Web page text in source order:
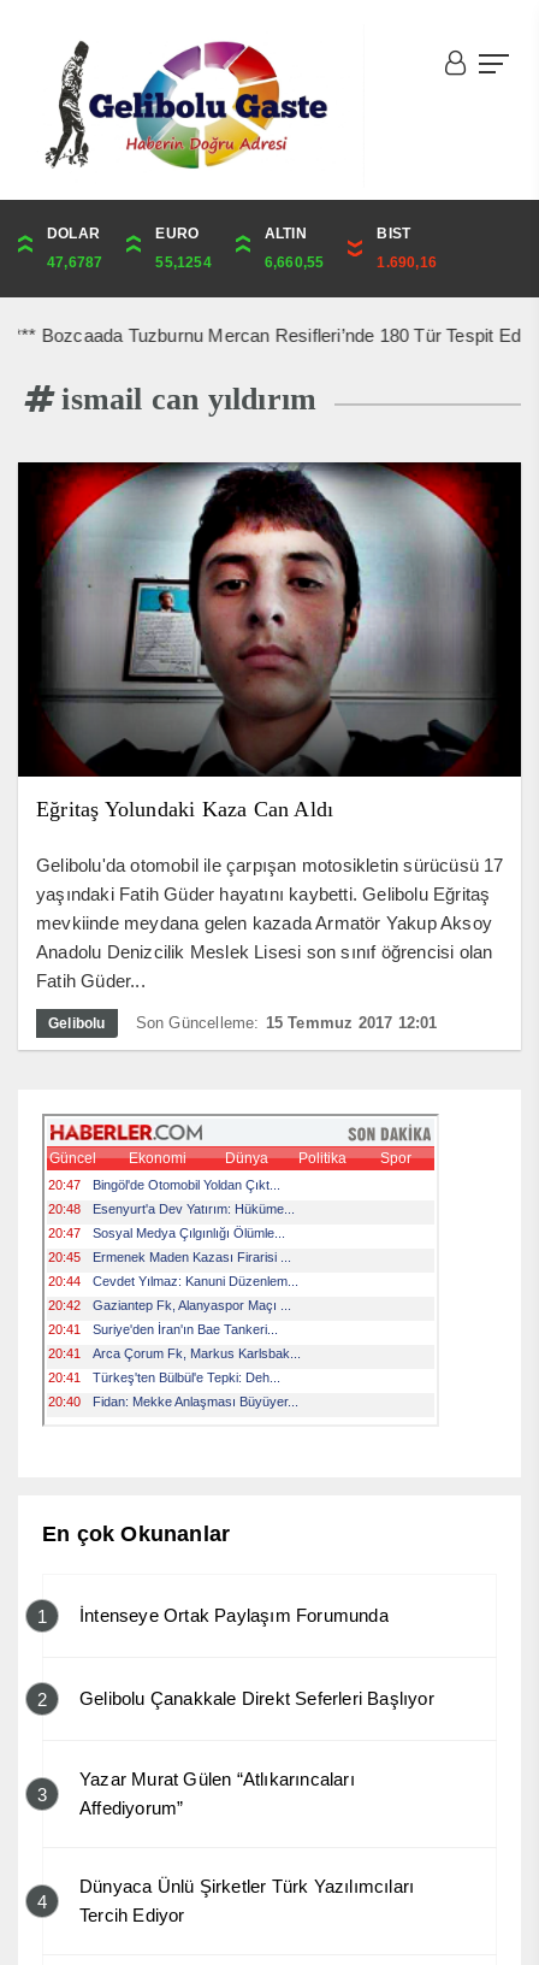
DOLAR
47,6787
EURO
55,1254
ALTIN
6,660,55
BIST
1.690,16
ONS
4,341,81
ALTIN
6,660,55
ÇEYREK
10,889,99
CUMHURİYET
44,750,00
Tuzburnu Mercan Resifleri’nde 180 Tür Tespit
ismail can yıldırım
Eğritaş Yolundaki Kaza Can Aldı
Gelibolu'da otomobil ile çarpışan motosikletin sürücüsü 17
yaşındaki Fatih Güder hayatını kaybetti. Gelibolu Eğritaş
mevkiinde meydana gelen kazada Armatör Yakup Aksoy
Anadolu Denizcilik Meslek Lisesi son sınıf öğrencisi olan
Fatih Güder...
Gelibolu Son Güncelleme: 15 Temmuz 2017 12:01
En çok Okunanlar
1 İntenseye Ortak Paylaşım Forumunda
2 Gelibolu Çanakkale Direkt Seferleri Başlıyor
3
Yazar Murat Gülen “Atlıkarıncaları
Affediyorum”
4
Dünyaca Ünlü Şirketler Türk Yazılımcıları
Tercih Ediyor